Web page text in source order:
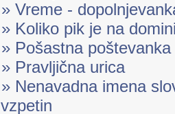
» Vreme -
» Koliko pik je na
» Pošastna poštevanka
» Pravljična urica
» Nenavadna imena
vzpetin